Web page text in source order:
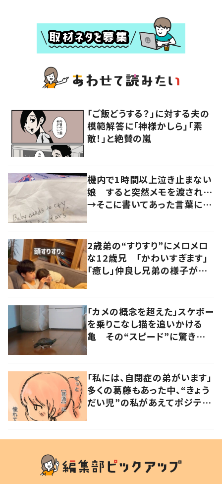
「ご飯どうする？」に対する夫の
模範解答に「神様かしら」「素
敵！」と絶賛の嵐
機内で1時間以上泣き止まない
娘 すると突然メモを渡され…
→そこに書いてあった言葉に
2歳弟の“すりすり”にメロメロ
な12歳兄 「かわいすぎます」
「癒し」仲良し兄弟の様子が
「カメの概念を超えた」スケボー
を乗りこなし猫を追いかける
亀 その“スピード”に驚きの
「私には、自閉症の弟がいます」
多くの葛藤もあった中、“きょう
だい児”の私があえてポジティ